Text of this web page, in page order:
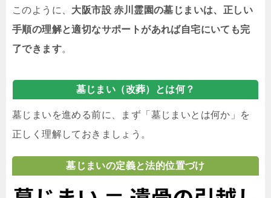
このように、 大阪市設 赤川霊園の墓じまいは、正しい
手順の理解と適切なサポートがあれば自宅にいても完
了できます。
墓じまい（改葬）とは何？
墓じまいを進める前に、まず「墓じまいとは何か」を
正しく理解しておきましょう。
墓じまいの定義と法的位置づけ